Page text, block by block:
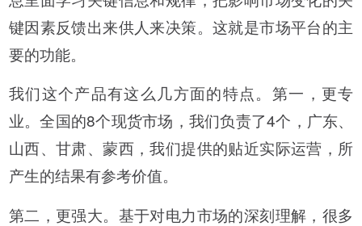
键因素反馈出来供人来决策。这就是市场平台的主
要的功能。
我们这个产品有这么几方面的特点。第一，更专
业。全国的8个现货市场，我们负责了4个，广东、
山西、甘肃、蒙西，我们提供的贴近实际运营，所
产生的结果有参考价值。
第二，更强大。基于对电力市场的深刻理解，很多